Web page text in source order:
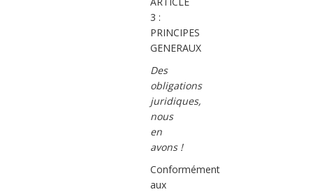
3 :
PRINCIPES
GENERAUX
Des
obligations
juridiques,
nous
en
avons !
Conformément
aux